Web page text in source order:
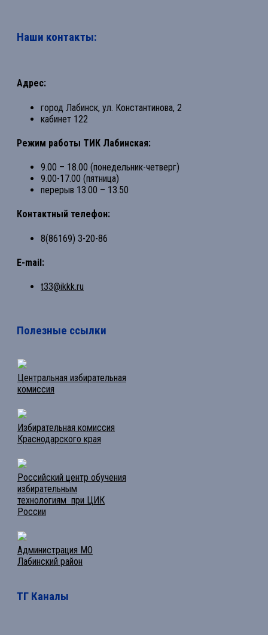
Наши контакты:
Адрес:
город Лабинск, ул. Константинова, 2
кабинет 122
Режим работы ТИК Лабинская:
9.00 – 18.00 (понедельник-четверг)
9.00-17.00 (пятница)
перерыв 13.00 – 13.50
Контактный телефон:
8(86169) 3-20-86
E-mail:
t33@ikkk.ru
Полезные ссылки
Центральная избирательная
комиссия
Избирательная комиссия
Краснодарского края
Российский центр обучения
избирательным
технологиям при ЦИК
России
Администрация МО
Лабинский район
ТГ Каналы